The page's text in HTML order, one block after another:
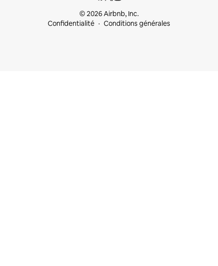
© 2026 Airbnb, Inc.
Confidentialité
Conditions générales